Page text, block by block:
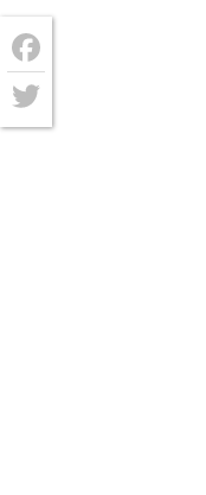
Facebook
Twitter